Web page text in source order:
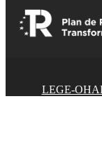
LEGE-